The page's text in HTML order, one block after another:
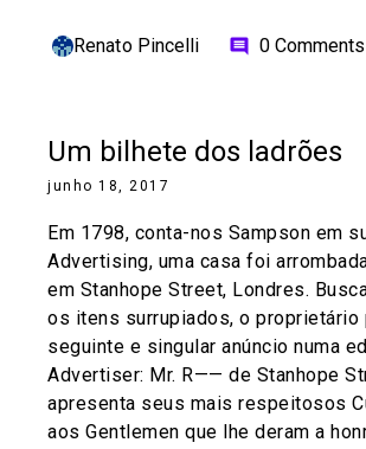
Renato Pincelli comment 0 Comments
Um bilhete dos ladrões
junho 18, 2017
Em 1798, conta-nos Sampson em
Advertising, uma casa foi
em Stanhope Street, Londres.
os itens surrupiados, o proprietário
seguinte e singular anúncio numa
Advertiser: Mr. R—— de Stanhope
apresenta seus mais respeitosos
aos Gentlemen que lhe deram a